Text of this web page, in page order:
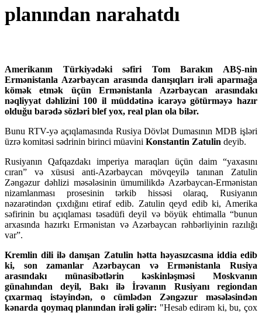
planından narahatdı
Amerikanın Türkiyədəki səfiri Tom Barakın ABŞ-nin
Ermənistanla Azərbaycan arasında danışıqları irəli aparmağa
kömək etmək üçün Ermənistanla Azərbaycan arasındakı
nəqliyyat dəhlizini 100 il müddətinə icarəyə götürməyə hazır
olduğu barədə sözləri blef yox, real plan ola bilər.
Bunu RTV-yə açıqlamasında Rusiya Dövlət Dumasının MDB işləri
üzrə komitəsi sədrinin birinci müavini Konstantin Zatulin deyib.
Rusiyanın Qafqazdakı imperiya maraqları üçün daim “yaxasını
cıran” və xüsusi anti-Azərbaycan mövqeyilə tanınan Zatulin
Zəngəzur dəhlizi məsələsinin ümumilikdə Azərbaycan-Ermənistan
nizamlanması prosesinin tərkib hissəsi olaraq, Rusiyanın
nəzarətindən çıxdığını etiraf edib. Zatulin qeyd edib ki, Amerika
səfirinin bu açıqlaması təsadüfi deyil və böyük ehtimalla “bunun
arxasında hazırkı Ermənistan və Azərbaycan rəhbərliyinin razılığı
var”.
Kremlin dili ilə danışan Zatulin hətta həyasızcasına iddia edib
ki, son zamanlar Azərbaycan və Ermənistanla Rusiya
arasındakı münasibətlərin kəskinləşməsi Moskvanın
günahından deyil, Bakı ilə İrəvanın Rusiyanı regiondan
çıxarmaq istəyindən, o cümlədən Zəngəzur məsələsindən
kənarda qoymaq planından irəli gəlir: "Hesab edirəm ki, bu, çox